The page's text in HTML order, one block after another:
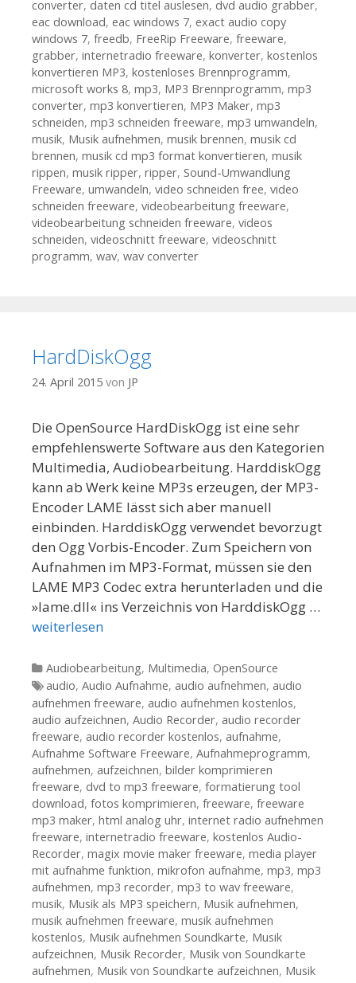
converter, daten cd titel auslesen, dvd audio grabber,
eac download, eac windows 7, exact audio copy
windows 7, freedb, FreeRip Freeware, freeware,
grabber, internetradio freeware, konverter, kostenlos
konvertieren MP3, kostenloses Brennprogramm,
microsoft works 8, mp3, MP3 Brennprogramm, mp3
converter, mp3 konvertieren, MP3 Maker, mp3
schneiden, mp3 schneiden freeware, mp3 umwandeln,
musik, Musik aufnehmen, musik brennen, musik cd
brennen, musik cd mp3 format konvertieren, musik
rippen, musik ripper, ripper, Sound-Umwandlung
Freeware, umwandeln, video schneiden free, video
schneiden freeware, videobearbeitung freeware,
videobearbeitung schneiden freeware, videos
schneiden, videoschnitt freeware, videoschnitt
programm, wav, wav converter
HardDiskOgg
24. April 2015 von JP
Die OpenSource HardDiskOgg ist eine sehr
empfehlenswerte Software aus den Kategorien
Multimedia, Audiobearbeitung. HarddiskOgg
kann ab Werk keine MP3s erzeugen, der MP3-
Encoder LAME lässt sich aber manuell
einbinden. HarddiskOgg verwendet bevorzugt
den Ogg Vorbis-Encoder. Zum Speichern von
Aufnahmen im MP3-Format, müssen sie den
LAME MP3 Codec extra herunterladen und die
»lame.dll« ins Verzeichnis von HarddiskOgg …
weiterlesen
Kategorien
Audiobearbeitung, Multimedia, OpenSource
Tags
audio, Audio Aufnahme, audio aufnehmen, audio
aufnehmen freeware, audio aufnehmen kostenlos,
audio aufzeichnen, Audio Recorder, audio recorder
freeware, audio recorder kostenlos, aufnahme,
Aufnahme Software Freeware, Aufnahmeprogramm,
aufnehmen, aufzeichnen, bilder komprimieren
freeware, dvd to mp3 freeware, formatierung tool
download, fotos komprimieren, freeware, freeware
mp3 maker, html analog uhr, internet radio aufnehmen
freeware, internetradio freeware, kostenlos Audio-
Recorder, magix movie maker freeware, media player
mit aufnahme funktion, mikrofon aufnahme, mp3, mp3
aufnehmen, mp3 recorder, mp3 to wav freeware,
musik, Musik als MP3 speichern, Musik aufnehmen,
musik aufnehmen freeware, musik aufnehmen
kostenlos, Musik aufnehmen Soundkarte, Musik
aufzeichnen, Musik Recorder, Musik von Soundkarte
aufnehmen, Musik von Soundkarte aufzeichnen, Musik